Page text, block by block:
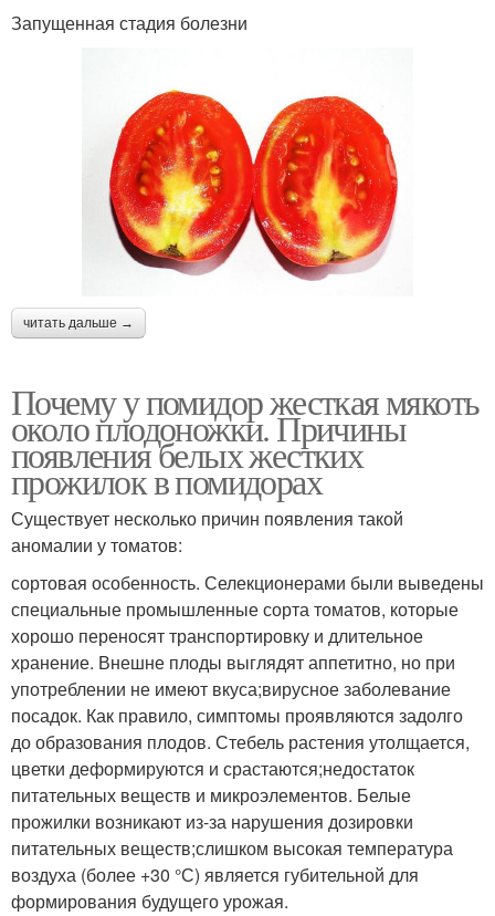
Запущенная стадия болезни
читать дальше →
Почему у помидор жесткая мякоть
около плодоножки. Причины
появления белых жестких
прожилок в помидорах
Существует несколько причин появления такой
аномалии у томатов:
сортовая особенность. Селекционерами были выведены
специальные промышленные сорта томатов, которые
хорошо переносят транспортировку и длительное
хранение. Внешне плоды выглядят аппетитно, но при
употреблении не имеют вкуса;вирусное заболевание
посадок. Как правило, симптомы проявляются задолго
до образования плодов. Стебель растения утолщается,
цветки деформируются и срастаются;недостаток
питательных веществ и микроэлементов. Белые
прожилки возникают из-за нарушения дозировки
питательных веществ;слишком высокая температура
воздуха (более +30 °С) является губительной для
формирования будущего урожая.